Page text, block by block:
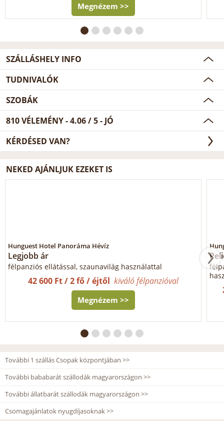
Megnézem >>
SZÁLLÁSHELY INFO
TUDNIVALÓK
SZOBÁK
810VÉLEMÉNY -4.06/5- JÓ
KÉRDÉSED VAN?
NEKED AJÁNLJUK EZEKET IS
Hunguest Hotel Panoráma Hévíz
Legjobb ár
félpanziós ellátással, szaunavilág használattal
42 600 Ft / 2 fő / éjtőlkiváló félpanzióval
Megnézem >>
További 1 szállás Csopak központjában >>
További bababarát szállodák magyarországon >>
További állatbarát szállodák magyarországon >>
Csomagajánlatok nyugdíjasoknak >>